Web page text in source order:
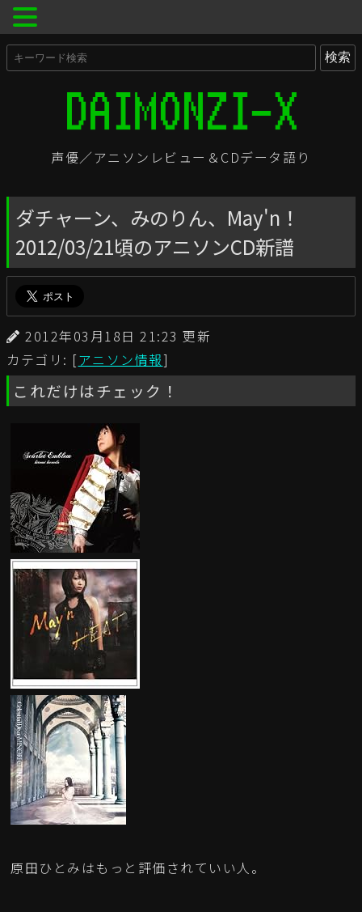
声優／アニソンレビュー＆CDデータ語り
ダチャーン、みのりん、May'n！
2012/03/21頃のアニソンCD新譜
2012年03月18日 21:23 更新
カテゴリ: [アニソン情報]
これだけはチェック！
原田ひとみはもっと評価されていい人。